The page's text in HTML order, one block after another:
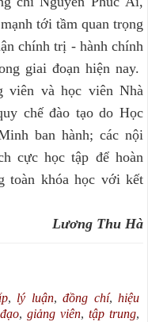
tới tầm quan trọng
chính trị - hành chính
giai đoạn hiện nay.
viên và học viên Nhà
chế đào tạo do Học
ban hành; các nội
cực học tập để hoàn
toàn khóa học với kết
Lương Thu Hà
, lý luận,đồng chí,hiệu
,giảng viên,tập trung,